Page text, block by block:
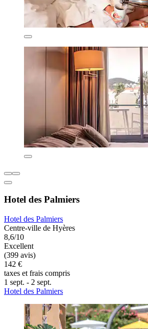
Hotel des Palmiers
Hotel des Palmiers
Centre-ville de Hyères
8,6/10
Excellent
(399 avis)
142 €
taxes et frais compris
1 sept. - 2 sept.
Hotel des Palmiers